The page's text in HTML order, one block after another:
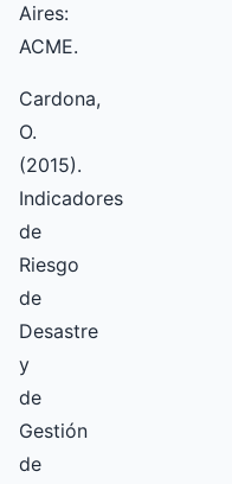
Aires:
ACME.
Cardona,
O.
(2015).
Indicadores
de
Riesgo
de
Desastre
y
de
Gestión
de